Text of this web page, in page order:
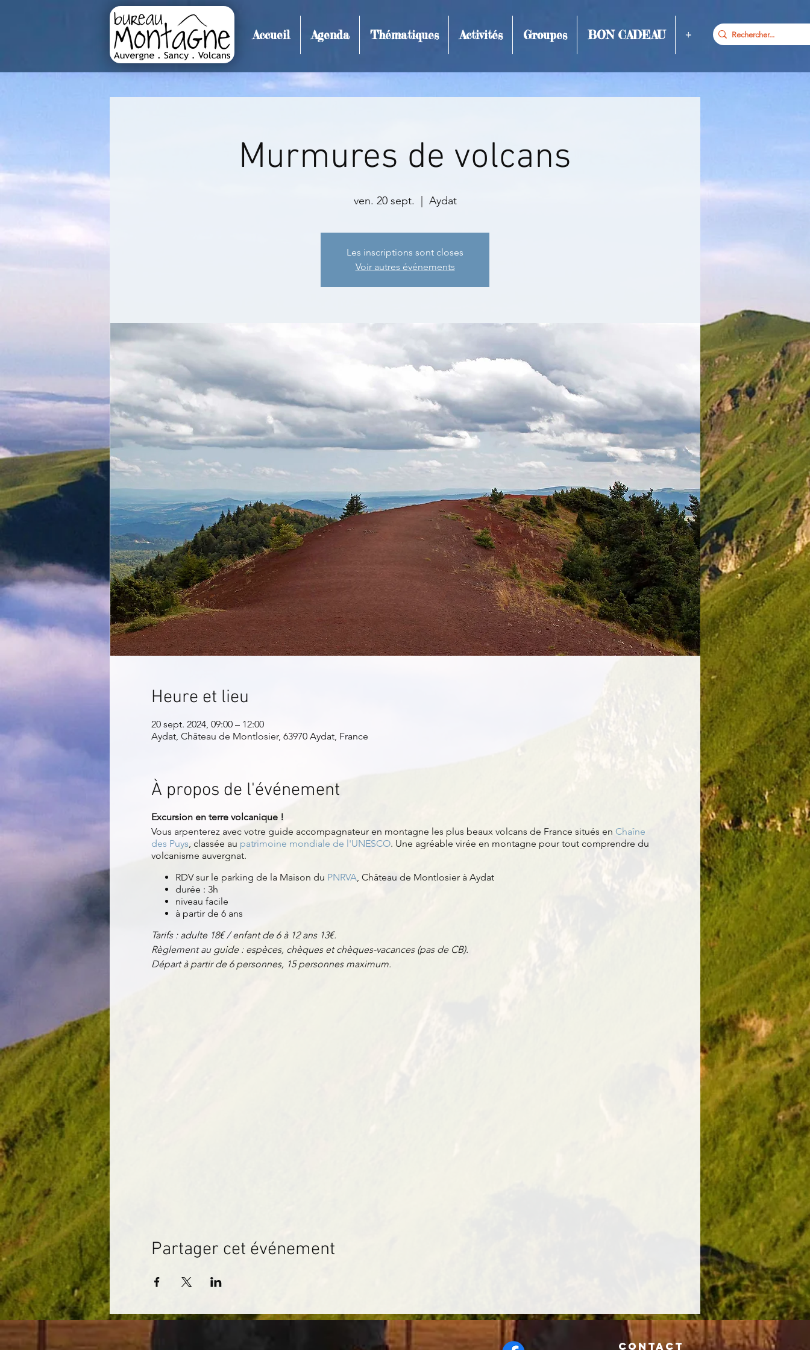
Accueil Agenda Thématiques Activités Groupes BON CADEAU +
Détails de l'événement et inscription
Murmures de volcans
ven. 20 sept. Aydat
Les inscriptions sont closes
Voir autres événements
Heure et lieu
20 sept. 2024, 09:00 – 12:00
Aydat, Château de Montlosier, 63970 Aydat, France
À propos de l'événement
Excursion en terre volcanique !
Vous arpenterez avec votre guide accompagnateur en montagne les plus beaux volcans de France situés en Chaîne
des Puys, classée au patrimoine mondiale de l'UNESCO. Une agréable virée en montagne pour tout comprendre du
volcanisme auvergnat.
RDV sur le parking de la Maison du PNRVA, Château de Montlosier à Aydat
durée : 3h
niveau facile
à partir de 6 ans
Tarifs : adulte 18€ / enfant de 6 à 12 ans 13€.
Règlement au guide : espèces, chèques et chèques-vacances (pas de CB).
Départ à partir de 6 personnes, 15 personnes maximum.
Partager cet événement
Contact